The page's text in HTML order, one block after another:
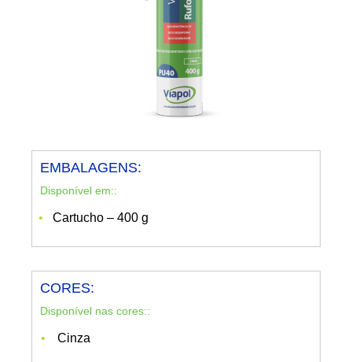
EMBALAGENS:
Disponível em::
Cartucho – 400 g
CORES:
Disponível nas cores::
Cinza